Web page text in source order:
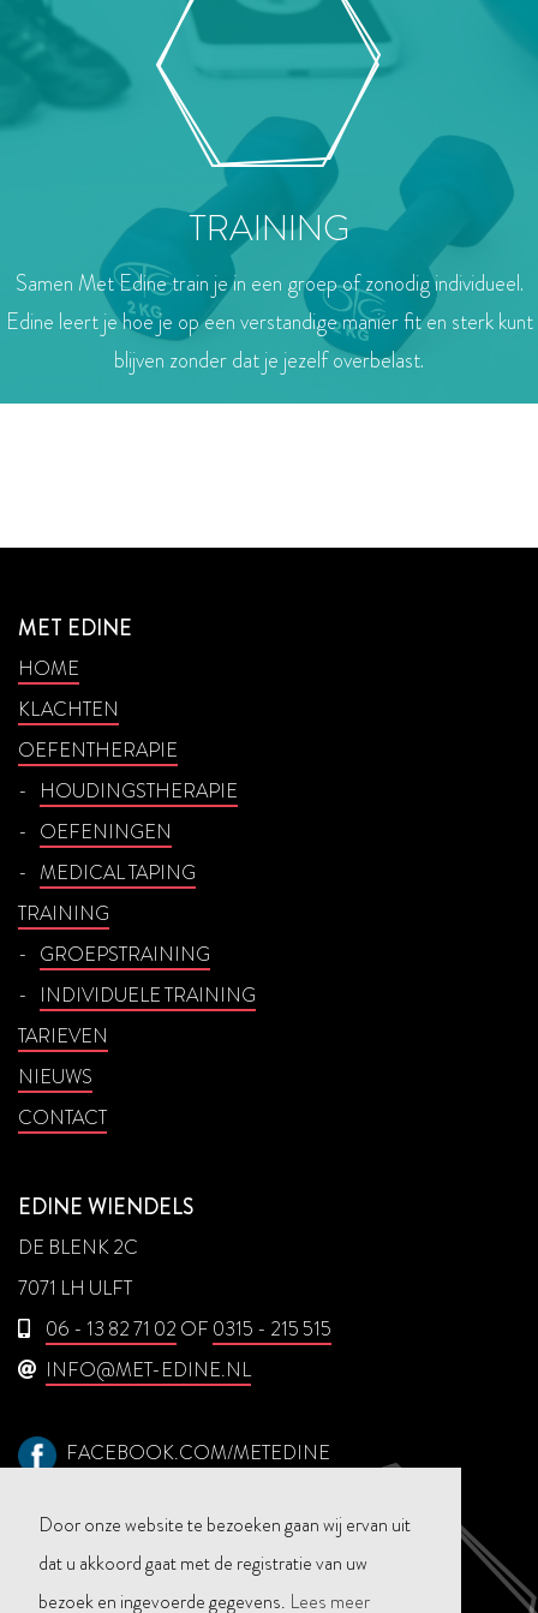
Door onze website te bezoeken gaan wij ervan uit
dat u akkoord gaat met de registratie van uw
bezoek en ingevoerde gegevens. Lees meer
TRAINING
Samen Met Edine train je in een groep of zonodig individueel.
Edine leert je hoe je op een verstandige manier fit en sterk kunt
blijven zonder dat je jezelf overbelast.
MET EDINE
HOME
KLACHTEN
OEFENTHERAPIE
HOUDINGSTHERAPIE
OEFENINGEN
MEDICAL TAPING
TRAINING
GROEPSTRAINING
INDIVIDUELE TRAINING
TARIEVEN
NIEUWS
CONTACT
EDINE WIENDELS
DE BLENK 2C
7071 LH ULFT
06 - 13 82 71 02 OF 0315 - 215 515
INFO@MET-EDINE.NL
FACEBOOK.COM/METEDINE